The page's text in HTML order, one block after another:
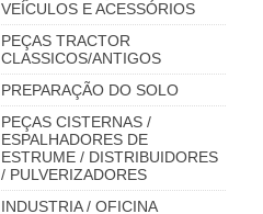
VEÍCULOS E ACESSÓRIOS
PEÇAS TRACTOR
CLASSICOS/ANTIGOS
PREPARAÇÃO DO SOLO
PEÇAS CISTERNAS /
ESPALHADORES DE
ESTRUME / DISTRIBUIDORES
/ PULVERIZADORES
INDUSTRIA / OFICINA